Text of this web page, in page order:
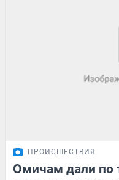
ПРОИСШЕСТВИЯ
Омичам дали по